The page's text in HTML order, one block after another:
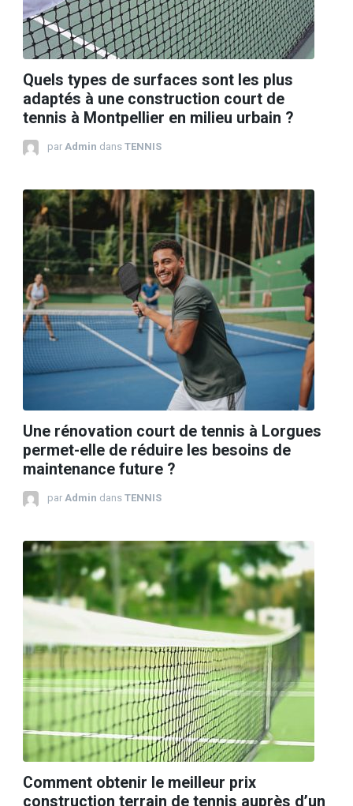
Quels types de surfaces sont les plus
adaptés à une construction court de
tennis à Montpellier en milieu urbain ?
par Admin dans TENNIS
Une rénovation court de tennis à Lorgues
permet-elle de réduire les besoins de
maintenance future ?
par Admin dans TENNIS
Comment obtenir le meilleur prix
construction terrain de tennis auprès d’un